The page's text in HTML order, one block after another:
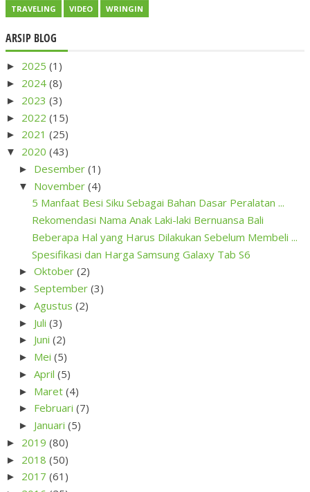
TRAVELING
VIDEO WRINGIN
ARSIP BLOG
► 2025 (1)
► 2024 (8)
► 2023 (3)
► 2022 (15)
► 2021 (25)
▼ 2020 (43)
► Desember (1)
▼ November (4)
5 Manfaat Besi Siku Sebagai Bahan Dasar Peralatan ...
Rekomendasi Nama Anak Laki-laki Bernuansa Bali
Beberapa Hal yang Harus Dilakukan Sebelum Membeli ...
Spesifikasi dan Harga Samsung Galaxy Tab S6
► Oktober (2)
► September (3)
► Agustus (2)
► Juli (3)
► Juni (2)
► Mei (5)
► April (5)
► Maret (4)
► Februari (7)
► Januari (5)
► 2019 (80)
► 2018 (50)
► 2017 (61)